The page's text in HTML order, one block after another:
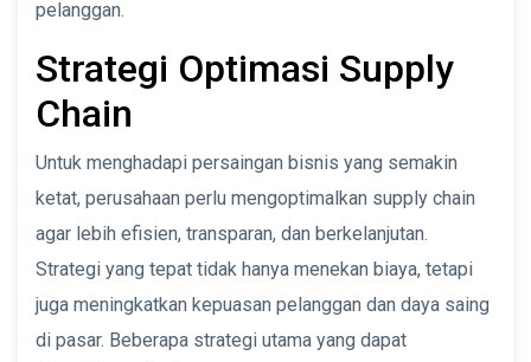
pelanggan.
Strategi Optimasi Supply
Chain
Untuk menghadapi persaingan bisnis yang semakin
ketat, perusahaan perlu mengoptimalkan supply chain
agar lebih efisien, transparan, dan berkelanjutan.
Strategi yang tepat tidak hanya menekan biaya, tetapi
juga meningkatkan kepuasan pelanggan dan daya saing
di pasar. Beberapa strategi utama yang dapat